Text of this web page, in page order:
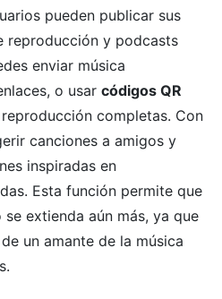
pueden publicar sus
reproducción y podcasts
enviar música
o usar códigos QR
completas. Con
canciones a amigos y
inspiradas en
Esta función permite que
extienda aún más, ya que
un amante de la música